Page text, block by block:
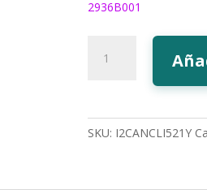
2936B001
Tinta
amarillo
cantidad
SKU: I2CANCLI521Y